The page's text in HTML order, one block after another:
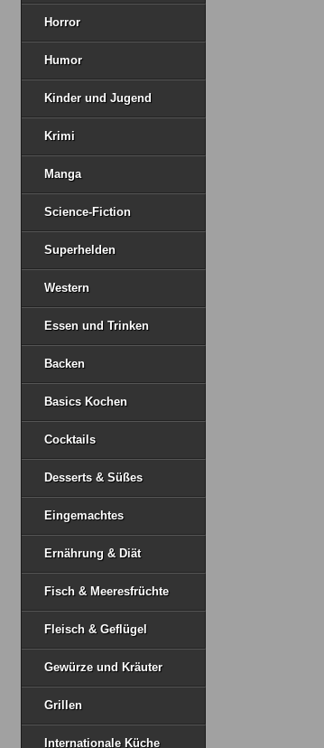
Horror
Humor
Kinder und Jugend
Krimi
Manga
Science-Fiction
Superhelden
Western
Essen und Trinken
Backen
Basics Kochen
Cocktails
Desserts & Süßes
Eingemachtes
Ernährung & Diät
Fisch & Meeresfrüchte
Fleisch & Geflügel
Gewürze und Kräuter
Grillen
Internationale Küche